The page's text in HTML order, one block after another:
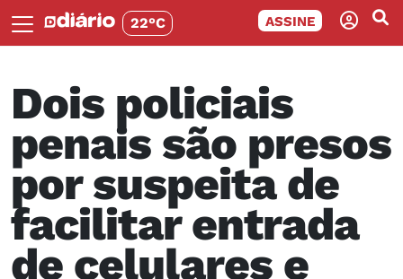
22°C ASSINE
Dois policiais
penais são presos
por suspeita de
facilitar entrada
de celulares e